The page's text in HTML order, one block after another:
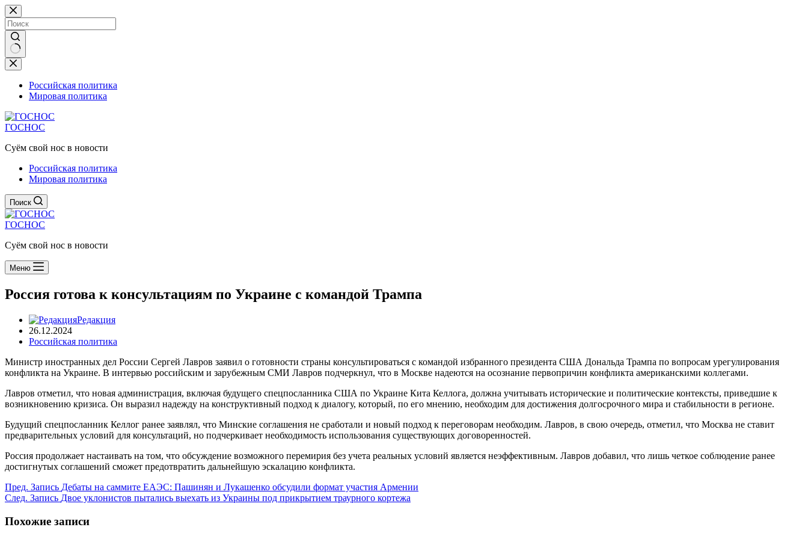
Перейти
к
сути
Ничего
не
найденоРоссийская политика
Мировая политика
ГОСНОС
Суём свой нос в новости
Российская политика
Мировая политика
Поиск
ГОСНОС
Суём свой нос в новости
Меню
Россия готова к консультациям по Украине с командой Трампа
Редакция
26.12.2024
Российская политика
Министр иностранных дел России Сергей Лавров заявил о готовности страны консультироваться с командой избранного президента США Дональда Трампа по вопросам урегулирования
конфликта на Украине. В интервью российским и зарубежным СМИ Лавров подчеркнул, что в Москве надеются на осознание первопричин конфликта американскими коллегами.
Лавров отметил, что новая администрация, включая будущего спецпосланника США по Украине Кита Келлога, должна учитывать исторические и политические контексты, приведшие к
возникновению кризиса. Он выразил надежду на конструктивный подход к диалогу, который, по его мнению, необходим для достижения долгосрочного мира и стабильности в регионе.
Будущий спецпосланник Келлог ранее заявлял, что Минские соглашения не сработали и новый подход к переговорам необходим. Лавров, в свою очередь, отметил, что Москва не ставит
предварительных условий для консультаций, но подчеркивает необходимость использования существующих договоренностей.
Россия продолжает настаивать на том, что обсуждение возможного перемирия без учета реальных условий является неэффективным. Лавров добавил, что лишь четкое соблюдение ранее
достигнутых соглашений сможет предотвратить дальнейшую эскалацию конфликта.
Пред. Запись Дебаты на саммите ЕАЭС: Пашинян и Лукашенко обсудили формат участия Армении
След. Запись Двое уклонистов пытались выехать из Украины под прикрытием траурного кортежа
Похожие записи